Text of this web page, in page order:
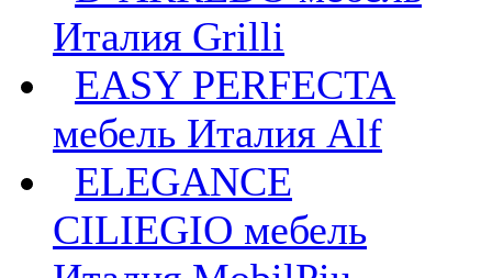
Италия Grilli
EASY PERFECTA
мебель Италия Alf
ELEGANCE
CILIEGIO мебель